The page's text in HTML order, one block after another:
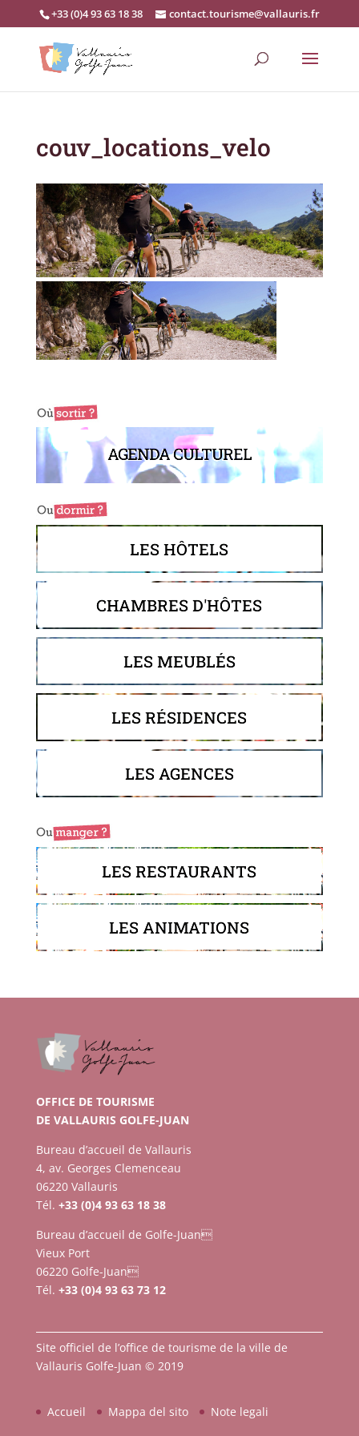
+33 (0)4 93 63 18 38 contact.tourisme@vallauris.fr
couv_locations_velo
AGENDA CULTUREL
LES HÔTELS
CHAMBRES D'HÔTES
LES MEUBLÉS
LES RÉSIDENCES
LES AGENCES
LES RESTAURANTS
LES ANIMATIONS
OFFICE DE TOURISME
DE VALLAURIS GOLFE-JUAN
Bureau d’accueil de Vallauris
4, av. Georges Clemenceau
06220 Vallauris
Tél. +33 (0)4 93 63 18 38
Bureau d’accueil de Golfe-Juan
Vieux Port
06220 Golfe-Juan
Tél. +33 (0)4 93 63 73 12
Site officiel de l’office de tourisme de la ville de
Vallauris Golfe-Juan © 2019
Accueil Mappa del sito Note legali